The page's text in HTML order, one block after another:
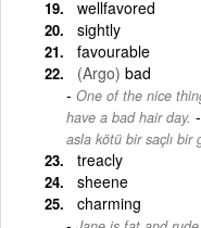
wellfavored
sightly
favourable
(Argo) bad
One of the nice
have a bad hair day. -
asla kötü bir saçlı bir
treacly
sheene
charming